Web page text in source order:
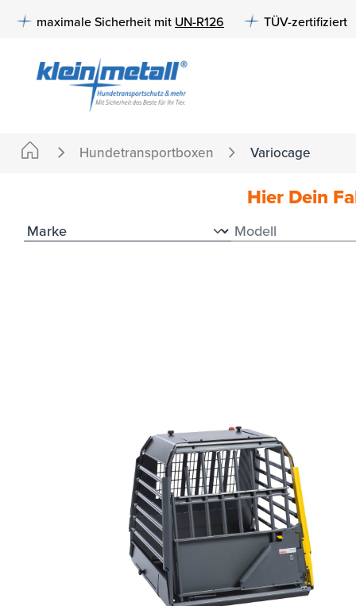
springen Zur Hauptnavigation springen
maximale Sicherheit mit UN-R126 TÜV-zertifiziert
Hundetransportboxen Variocage
Hier Dein